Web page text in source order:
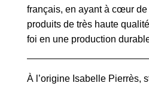
français, en ayant à cœur
produits de très haute
foi en une production
À l’origine Isabelle Pierrès,